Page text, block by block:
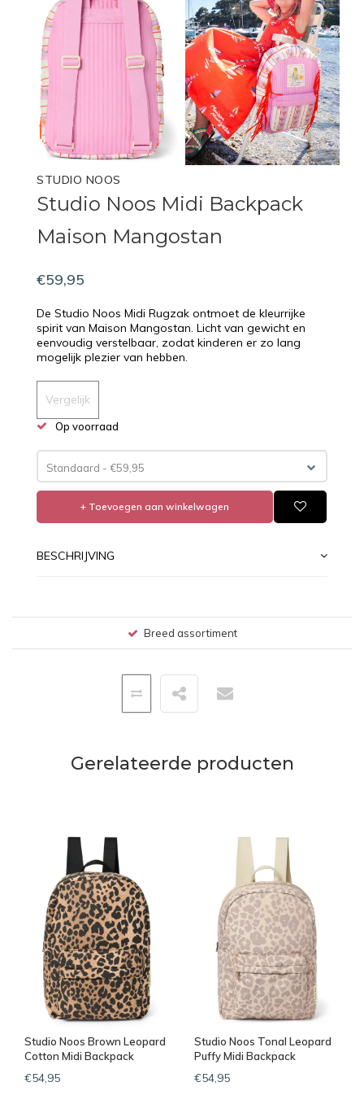
STUDIO NOOS
Studio Noos Midi Backpack
Maison Mangostan
€59,95
De Studio Noos Midi Rugzak ontmoet de kleurrijke
spirit van Maison Mangostan. Licht van gewicht en
eenvoudig verstelbaar, zodat kinderen er zo lang
mogelijk plezier van hebben.
Vergelijk
Op voorraad
Standaard - €59,95
+ Toevoegen aan winkelwagen
BESCHRIJVING
Breed assortiment
Gerelateerde producten
Studio Noos Brown Leopard
Cotton Midi Backpack
€54,95
Studio Noos Tonal Leopard
Puffy Midi Backpack
€54,95